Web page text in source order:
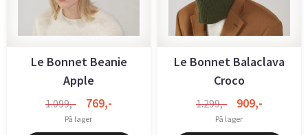
Le Bonnet Beanie
Apple
1.099,- 769,-
På lager
Le Bonnet Balaclava
Croco
1.299,- 909,-
På lager